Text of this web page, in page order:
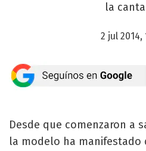
la
2 jul 2014,
Desde que comenzaron a
la modelo ha manifestado